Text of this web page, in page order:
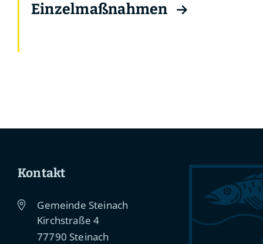
Einzelmaßnahmen
Kontakt
Gemeinde Steinach
Kirchstraße 4
77790 Steinach